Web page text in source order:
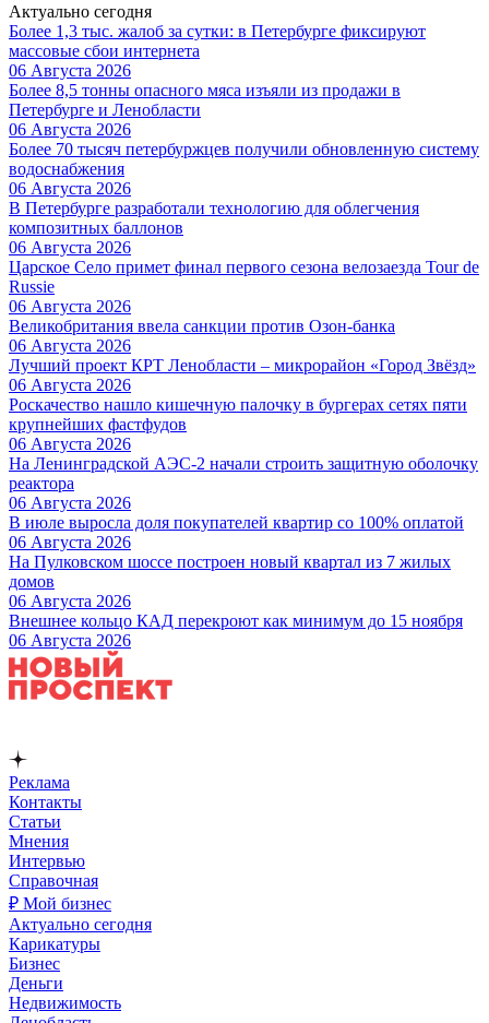
Актуально сегодня
Более 1,3 тыс. жалоб за сутки: в Петербурге фиксируют
массовые сбои интернета
06 Августа 2026
Более 8,5 тонны опасного мяса изъяли из продажи в
Петербурге и Ленобласти
06 Августа 2026
Более 70 тысяч петербуржцев получили обновленную систему
водоснабжения
06 Августа 2026
В Петербурге разработали технологию для облегчения
композитных баллонов
06 Августа 2026
Царское Село примет финал первого сезона велозаезда Tour de
Russie
06 Августа 2026
Великобритания ввела санкции против Озон-банка
06 Августа 2026
Лучший проект КРТ Ленобласти – микрорайон «Город Звёзд»
06 Августа 2026
Роскачество нашло кишечную палочку в бургерах сетях пяти
крупнейших фастфудов
06 Августа 2026
На Ленинградской АЭС-2 начали строить защитную оболочку
реактора
06 Августа 2026
В июле выросла доля покупателей квартир со 100% оплатой
06 Августа 2026
На Пулковском шоссе построен новый квартал из 7 жилых
домов
06 Августа 2026
Внешнее кольцо КАД перекроют как минимум до 15 ноября
06 Августа 2026
Реклама
Контакты
Статьи
Мнения
Интервью
Справочная
₽ Мой бизнес
Актуально сегодня
Карикатуры
Бизнес
Деньги
Недвижимость